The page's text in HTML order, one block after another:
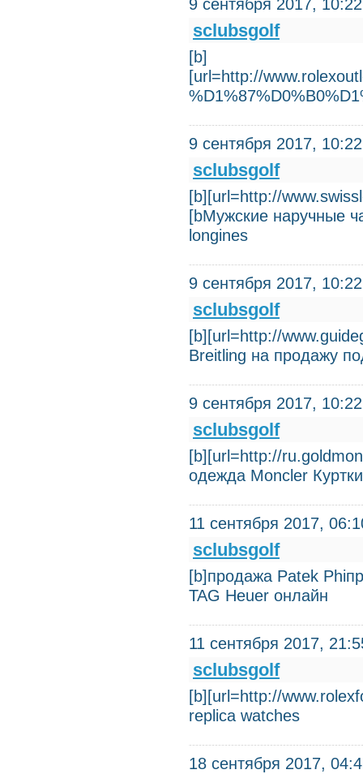
sclubsgolf
[b]
[url=http://
9 сентября 2017, 10:22
sclubsgolf
[b][url=http://
[bМужские наручные
longines
9 сентября 2017, 10:22
sclubsgolf
[b][url=http://
Breitling на продажу
9 сентября 2017, 10:22
sclubsgolf
[b][url=http://
одежда Moncler
11 сентября 2017,
sclubsgolf
[b]продажа Patek
TAG Heuer онлайн
11 сентября 2017,
sclubsgolf
[b][url=http://
replica watches
18 сентября 2017,